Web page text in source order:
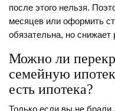
после этого нельзя.
месяцев или оформить
обязательна, но снижает
Можно ли
семейную
есть ипотека?